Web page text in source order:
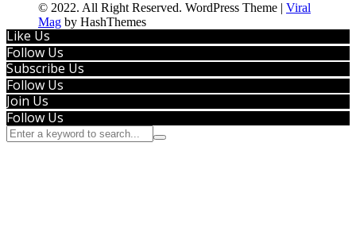
© 2022. All Right Reserved. WordPress Theme
Viral
Mag by HashThemes
Like Us
Follow Us
Subscribe Us
Follow Us
Join Us
Follow Us